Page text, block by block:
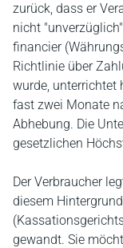
zurück, dass er
nicht
financier
Richtlinie über
wurde, unterrichtet
fast zwei Monate
Abhebung. Die
gesetzlichen
Der Verbraucher
diesem
gewandt. Sie